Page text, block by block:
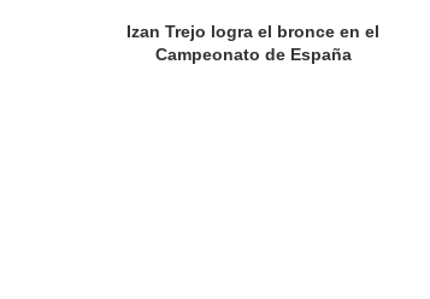
Izan Trejo logra el bronce en el
Campeonato de España